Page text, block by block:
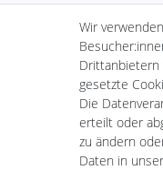
LED
Kardan Ein- &
Wand- &
Standard
Standard
Serie
Scheinwerfer
Wir
Drittanbietern
gesetzte
Die
erteilt oder
zu ändern
Daten in